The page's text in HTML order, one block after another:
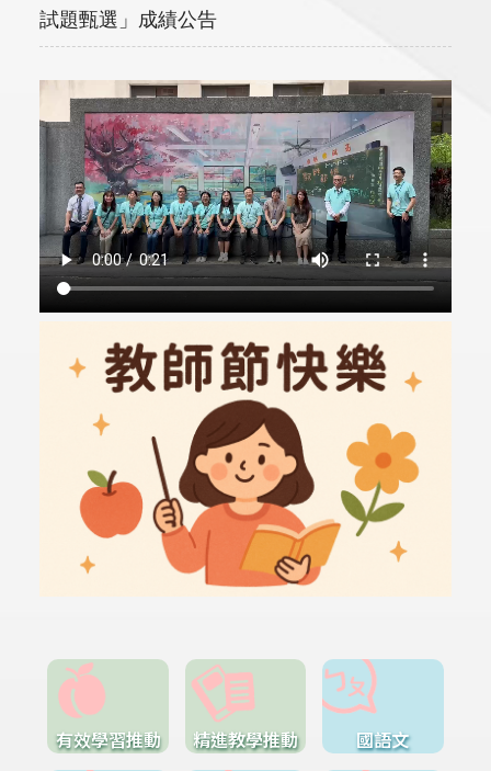
試題甄選」成績公告
有效學習推動 精進教學推動 國語文